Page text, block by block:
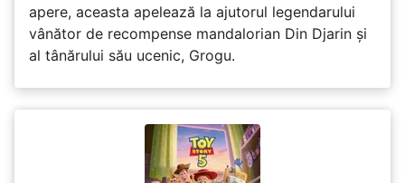
apere, aceasta apelează la ajutorul legendarului
vânător de recompense mandalorian Din Djarin și
al tânărului său ucenic, Grogu.